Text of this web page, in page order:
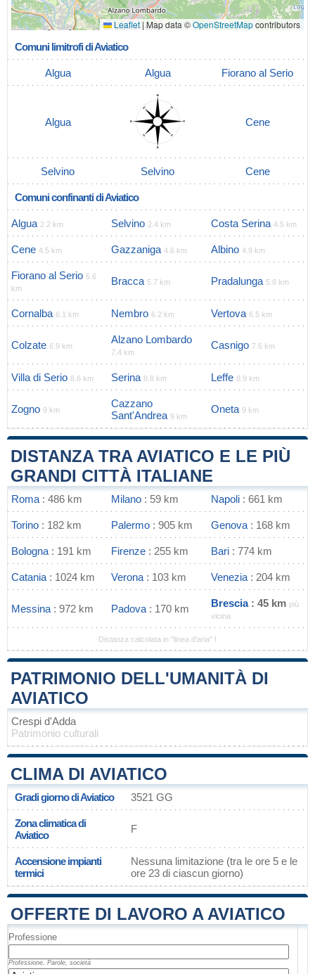
Leaflet |Map data ©OpenStreetMapcontributors
Comuni limitrofi di Aviatico
Algua Algua Fiorano al Serio
Algua Cene
Selvino Selvino Cene
Comuni confinanti di Aviatico
Algua 2.2 km Selvino 2.4 km Costa Serina 4.5 km
Cene 4.5 km Gazzaniga 4.6 km Albino 4.9 km
Fiorano al Serio 5.6
km
Bracca 5.7 km Pradalunga 5.8 km
Cornalba 6.1 km Nembro 6.2 km Vertova 6.5 km
Colzate 6.9 km
Alzano Lombardo
7.4 km
Casnigo 7.6 km
Villa di Serio 8.6 km Serina 8.8 km Leffe 8.9 km
Zogno 9 km
Cazzano
Sant'Andrea 9 km
Oneta 9 km
DISTANZA TRA AVIATICO E LE PIÙ
GRANDI CITTÀ ITALIANE
Roma : 486 km Milano : 59 km Napoli : 661 km
Torino : 182 km Palermo : 905 km Genova : 168 km
Bologna : 191 km Firenze : 255 km Bari : 774 km
Catania : 1024 km Verona : 103 km Venezia : 204 km
Messina : 972 km Padova : 170 km Brescia: 45 km più
vicina
Distanza calcolata in "linea d'aria" !
PATRIMONIO DELL'UMANITÀ DI
AVIATICO
Crespi d'Adda
Patrimonio culturali
CLIMA DI AVIATICO
Gradi giorno di Aviatico 3521 GG
Zona climatica di
Aviatico
F
Accensione impianti
termici
Nessuna limitazione (tra le ore 5 e le
ore 23 di ciascun giorno)
OFFERTE DI LAVORO A AVIATICO
Professione
Professione, Parole, società